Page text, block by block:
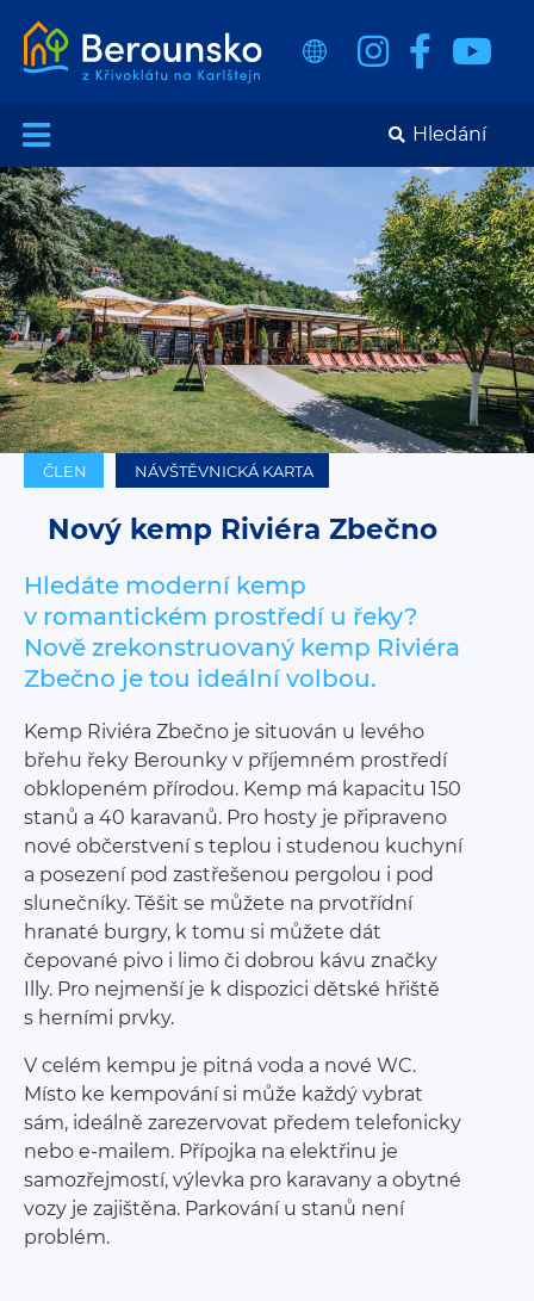
ČLEN NÁVŠTĚVNICKÁ KARTA
Nový kemp Riviéra Zbečno
Hledáte moderní kemp
v romantickém prostředí u řeky?
Nově zrekonstruovaný kemp Riviéra
Zbečno je tou ideální volbou.
Kemp Riviéra Zbečno je situován u levého
břehu řeky Berounky v příjemném prostředí
obklopeném přírodou. Kemp má kapacitu 150
stanů a 40 karavanů. Pro hosty je připraveno
nové občerstvení s teplou i studenou kuchyní
a posezení pod zastřešenou pergolou i pod
slunečníky. Těšit se můžete na prvotřídní
hranaté burgry, k tomu si můžete dát
čepované pivo i limo či dobrou kávu značky
Illy. Pro nejmenší je k dispozici dětské hřiště
s herními prvky.
V celém kempu je pitná voda a nové WC.
Místo ke kempování si může každý vybrat
sám, ideálně zarezervovat předem telefonicky
nebo e-mailem. Přípojka na elektřinu je
samozřejmostí, výlevka pro karavany a obytné
vozy je zajištěna. Parkování u stanů není
problém.